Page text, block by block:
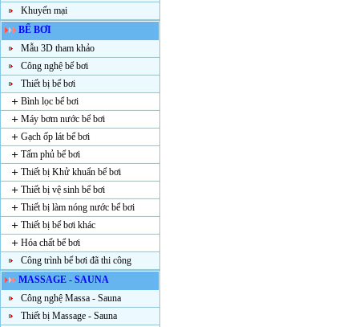
Khuyến mại
BỂ BƠI
Mẫu 3D tham khảo
Công nghệ bể bơi
Thiết bị bể bơi
Bình lọc bể bơi
Máy bơm nước bể bơi
Gạch ốp lát bể bơi
Tấm phủ bể bơi
Thiết bị Khử khuẩn bể bơi
Thiết bị vệ sinh bể bơi
Thiết bị làm nóng nước bể bơi
Thiết bị bể bơi khác
Hóa chất bể bơi
Công trình bể bơi đã thi công
MASSAGE - SAUNA
Công nghệ Massa - Sauna
Thiết bị Massage - Sauna